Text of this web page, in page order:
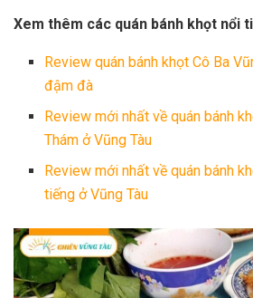
Xem thêm các quán bánh khọt nổi
Review quán bánh khọt Cô Ba
đậm đà​
Review mới nhất về quán bánh
Thám ở Vũng Tàu
Review mới nhất về quán bánh
tiếng ở Vũng Tàu